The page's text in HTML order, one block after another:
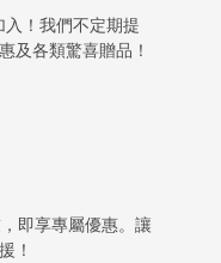
！我們不定期提
及各類驚喜贈品！
即享專屬優惠。讓
！